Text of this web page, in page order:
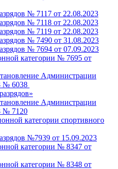
№ 7117 от 22.08.2023
№ 7118 от 22.08.2023
№ 7119 от 22.08.2023
№ 7490 от 31.08.2023
№ 7694 от 07.09.2023
категории № 7695 от
Администрации
№ 6038
Администрации
№ 7120
категории спортивного
№7939 от 15.09.2023
категории № 8347 от
категории № 8348 от